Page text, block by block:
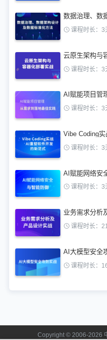
数据治理、数
课程时长：3
云原生架构与
课程时长：3
AI赋能项目管
课程时长：3
Vibe Coding
课程时长：3
AI赋能网络安
课程时长：3
业务需求分析
课程时长：
AI大模型安全
课程时长：
Copyright © 2006-2026